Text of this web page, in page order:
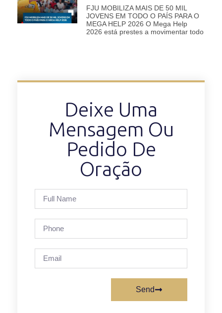
FJU MOBILIZA MAIS DE 50 MIL
JOVENS EM TODO O PAÍS PARA O
MEGA HELP 2026 O Mega Help
2026 está prestes a movimentar todo
Deixe Uma
Mensagem Ou
Pedido De
Oração
Send